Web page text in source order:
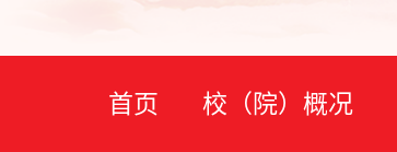
首页 校（院）概况